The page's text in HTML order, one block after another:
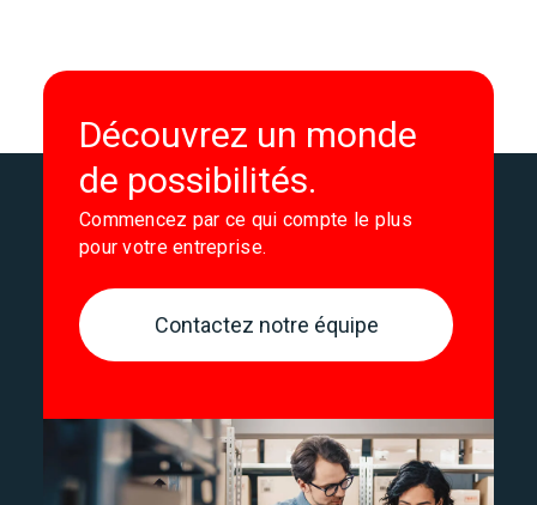
Découvrez un monde
de possibilités.
Commencez par ce qui compte le plus
pour votre entreprise.
Contactez notre équipe